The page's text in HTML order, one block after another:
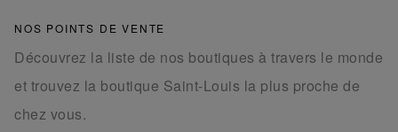
NOS POINTS DE VENTE
Découvrez la liste de nos boutiques à travers le monde
et trouvez la boutique Saint-Louis la plus proche de
chez vous.